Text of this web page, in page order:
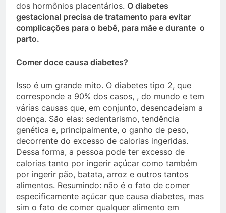
dos hormônios placentários. O diabetes
gestacional precisa de tratamento para evitar
complicações para o bebê, para mãe e durante o
parto.
Comer doce causa diabetes?
Isso é um grande mito. O diabetes tipo 2, que
corresponde a 90% dos casos, , do mundo e tem
várias causas que, em conjunto, desencadeiam a
doença. São elas: sedentarismo, tendência
genética e, principalmente, o ganho de peso,
decorrente do excesso de calorias ingeridas.
Dessa forma, a pessoa pode ter excesso de
calorias tanto por ingerir açúcar como também
por ingerir pão, batata, arroz e outros tantos
alimentos. Resumindo: não é o fato de comer
especificamente açúcar que causa diabetes, mas
sim o fato de comer qualquer alimento em